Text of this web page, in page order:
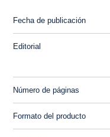
Fecha de publicación
Editorial
Número de páginas
Formato del producto